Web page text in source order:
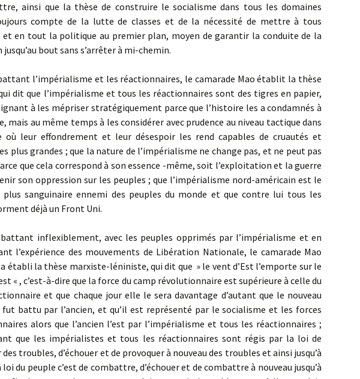
ainsi que la thèse de construire le socialisme dans tous les domaines
compte de la lutte de classes et de la nécessité de mettre à tous
en tout la politique au premier plan, moyen de garantir la conduite de la
bout sans s’arrêter à mi-chemin.
l’impérialisme et les réactionnaires, le camarade Mao établit la thèse
dit que l’impérialisme et tous les réactionnaires sont des tigres en papier,
à les mépriser stratégiquement parce que l’histoire les a condamnés à
mais au même temps à les considérer avec prudence au niveau tactique dans
où leur effondrement et leur désespoir les rend capables de cruautés et
plus grandes ; que la nature de l’impérialisme ne change pas, et ne peut pas
que cela correspond à son essence -même, soit l’exploitation et la guerre
son oppression sur les peuples ; que l’impérialisme nord-américain est le
sanguinaire ennemi des peuples du monde et que contre lui tous les
déjà un Front Uni.
inflexiblement, avec les peuples opprimés par l’impérialisme et en
l’expérience des mouvements de Libération Nationale, le camarade Mao
établi la thèse marxiste-léniniste, qui dit que » le vent d’Est l’emporte sur le
« , c’est-à-dire que la force du camp révolutionnaire est supérieure à celle du
et que chaque jour elle le sera davantage d’autant que le nouveau
fut battu par l’ancien, et qu’il est représenté par le socialisme et les forces
alors que l’ancien l’est par l’impérialisme et tous les réactionnaires ;
que les impérialistes et tous les réactionnaires sont régis par la loi de
troubles, d’échouer et de provoquer à nouveau des troubles et ainsi jusqu’à
du peuple c’est de combattre, d’échouer et de combattre à nouveau jusqu’à